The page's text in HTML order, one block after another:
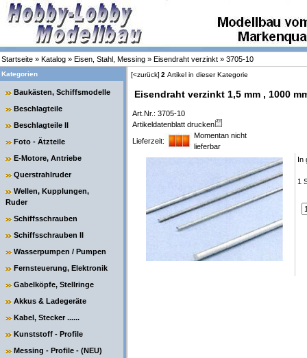
Startseite » Katalog » Eisen, Stahl, Messing » Eisendraht verzinkt » 3705-10
Kategorien
Baukästen, Schiffsmodelle
Beschlagteile
Beschlagteile II
Foto - Ätzteile
E-Motore, Antriebe
Querstrahlruder
Wellen, Kupplungen,
Ruder
Schiffsschrauben
Schiffsschrauben II
Wasserpumpen / Pumpen
Fernsteuerung, Elektronik
Gabelköpfe, Stellringe
Akkus & Ladegeräte
Kabel, Stecker ......
Kunststoff - Profile
Messing - Profile - (NEU)
[<zurück] 2 Artikel in dieser Kategorie
Eisendraht verzinkt 1,5 mm , 1000
Art.Nr.: 3705-10
Artikeldatenblatt drucken
Lieferzeit:
Momentan nicht
lieferbar
In
1